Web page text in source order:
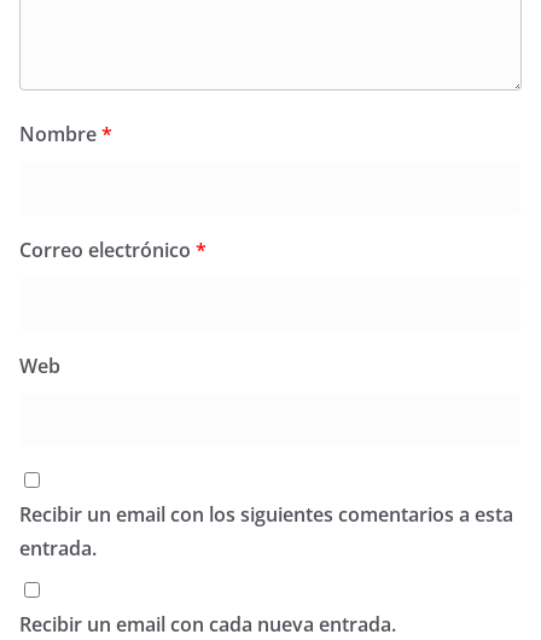
Nombre*
Correo electrónico *
Web
Recibir un email con los siguientes comentarios a esta
entrada.
Recibir un email con cada nueva entrada.